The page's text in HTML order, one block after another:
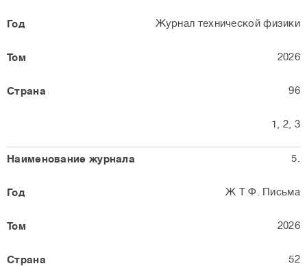
Журнал технической физики
2026
96
1, 2, 3
5.
Ж Т Ф. Письма
2026
52